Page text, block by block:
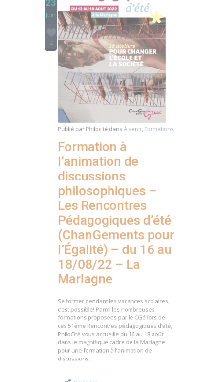
Publié par À venir,Formations
Formation à
l’animation de
discussions
philosophiques –
Les Rencontres
Pédagogiques d’été
(ChanGements pour
l’Égalité) – du 16 au
18/08/22 – La
Marlagne
Se former pendant les vacances scolaires,
c’est possible! Parmi les nombreuses
formations proposées par le CGé lors de
ces 51ème Rencontres pédagogiques d’été,
PhiloCité vous accueille du 16 au 18 août
dans le magnifique cadre de la Marlagne
discussions…